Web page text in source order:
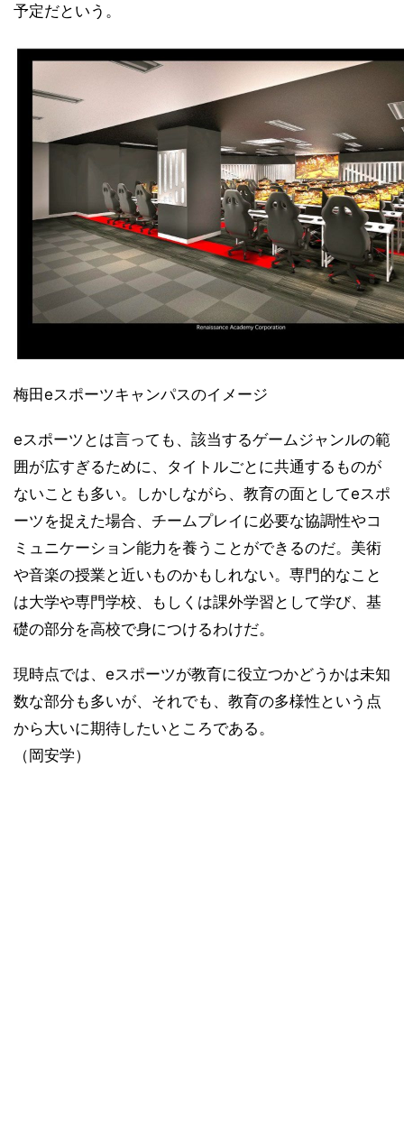
予定だという。
梅田eスポーツキャンパスのイメージ
eスポーツとは言っても、該当するゲームジャンルの範
囲が広すぎるために、タイトルごとに共通するものが
ないことも多い。しかしながら、教育の面としてeスポ
ーツを捉えた場合、チームプレイに必要な協調性やコ
ミュニケーション能力を養うことができるのだ。美術
や音楽の授業と近いものかもしれない。専門的なこと
は大学や専門学校、もしくは課外学習として学び、基
礎の部分を高校で身につけるわけだ。
現時点では、eスポーツが教育に役立つかどうかは未知
数な部分も多いが、それでも、教育の多様性という点
から大いに期待したいところである。
（岡安学）